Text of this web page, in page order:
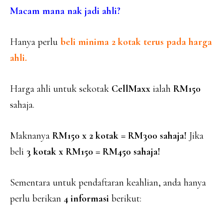
Macam mana nak jadi ahli?
Hanya perlu beli minima 2 kotak terus pada harga
ahli.
Harga ahli untuk sekotak CellMaxx ialah RM150
sahaja.
Maknanya RM150 x 2 kotak = RM300 sahaja! Jika
beli 3 kotak x RM150 = RM450 sahaja!
Sementara untuk pendaftaran keahlian, anda hanya
perlu berikan 4 informasi berikut: